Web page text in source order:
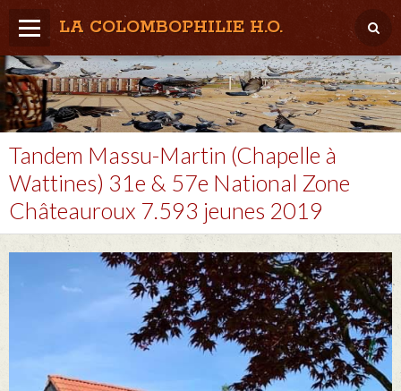
LA COLOMBOPHILIE H.O.
Home
Météo / Het weer
Lâcher / Los
Result. clubs, Provincial, (Inter)National
RFCB / KBDB
Tandem Massu-Martin (Chapelle à
Wattines) 31e & 57e National Zone
Châteauroux 7.593 jeunes 2019